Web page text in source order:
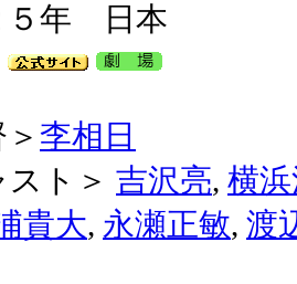
５年 日本
李相日
スト＞ 吉沢亮, 横
貴大, 永瀬正敏, 渡